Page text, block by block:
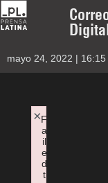
mayo 24, 2022 | 16:15
F
a
il
e
d
t
×